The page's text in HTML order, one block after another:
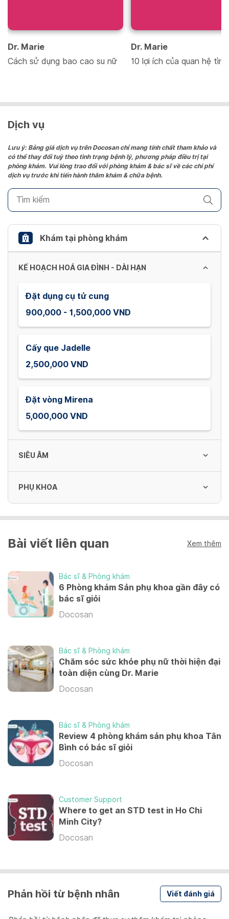
Dr. Marie
Cách sử dụng bao cao su nữ
Dr. Marie
10 lợi ích của quan hệ
Dịch vụ
Lưu ý: Bảng giá dịch vụ trên Docosan chỉ mang tính chất tham khảo và
có thể thay đổi tuỳ theo tình trạng bệnh lý, phương pháp điều trị tại
phòng khám. Vui lòng trao đổi với phòng khám & bác sĩ về các chi phí
dịch vụ trước khi tiến hành thăm khám & chữa bệnh.
Khám tại phòng khám
KẾ HOẠCH HOÁ GIA ĐÌNH - DÀI HẠN
Đặt dụng cụ tử cung
900,000 - 1,500,000 VND
Cấy que Jadelle
2,500,000 VND
Đặt vòng Mirena
5,000,000 VND
SIÊU ÂM
Siêu âm sản phụ khoa đường bụng / đường
âm đạo / siêu âm vú / tổng quát
200,000 VND
PHỤ KHOA
320,000 VND
Áp lạnh cổ tử cung
2,500,000 - 3,500,000 VND
300,000 VND
Bài viết liên quan Xem thêm
Bác sĩ & Phòng khám
6 Phòng khám Sản phụ khoa gần đây có
bác sĩ giỏi
Docosan
Bác sĩ & Phòng khám
Chăm sóc sức khỏe phụ nữ thời hiện đại
toàn diện cùng Dr. Marie
Docosan
Bác sĩ & Phòng khám
Review 4 phòng khám sản phụ khoa Tân
Bình có bác sĩ giỏi
Docosan
Customer Support
Where to get an STD test in Ho Chi
Minh City?
Docosan
Phản hồi từ bệnh nhân Viết đánh giá